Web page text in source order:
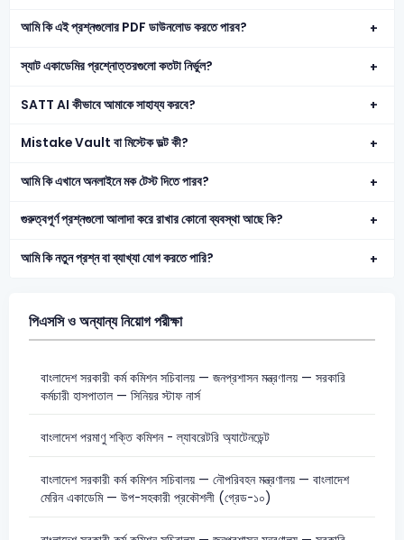
আমি কি এই প্রশ্নগুলোর PDF ডাউনলোড করতে পারব?
স্যাট একাডেমির প্রশ্নোত্তরগুলো কতটা নির্ভুল?
SATT AI কীভাবে আমাকে সাহায্য করবে?
Mistake Vault বা মিস্টেক ভল্ট কী?
আমি কি এখানে অনলাইনে মক টেস্ট দিতে পারব?
গুরুত্বপূর্ণ প্রশ্নগুলো আলাদা করে রাখার কোনো ব্যবস্থা আছে কি?
আমি কি নতুন প্রশ্ন বা ব্যাখ্যা যোগ করতে পারি?
পিএসসি ও অন্যান্য নিয়োগ পরীক্ষা
বাংলাদেশ সরকারী কর্ম কমিশন সচিবালয় — জনপ্রশাসন মন্ত্রণালয় — সরকারি
কর্মচারী হাসপাতাল — সিনিয়র স্টাফ নার্স
বাংলাদেশ পরমাণু শক্তি কমিশন - ল্যাবরেটরি অ্যাটেনডেন্ট
বাংলাদেশ সরকারী কর্ম কমিশন সচিবালয় — নৌপরিবহন মন্ত্রণালয় — বাংলাদেশ
মেরিন একাডেমি — উপ-সহকারী প্রকৌশলী (গ্রেড-১০)